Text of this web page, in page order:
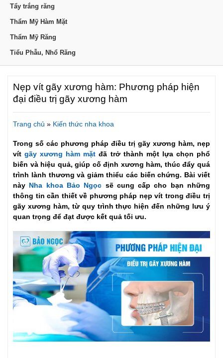
Tẩy trắng răng
Thẩm Mỹ Hàm Mặt
Thẩm Mỹ Răng
Tiểu Phẫu, Nhổ Răng
Nẹp vít gãy xương hàm: Phương pháp hiện
đại điều trị gãy xương hàm
Trang chủ » Kiến thức nha khoa
Trong số các phương pháp điều trị gãy xương hàm, nẹp
vít gãy xương hàm mặt đã trở thành một lựa chọn phổ
biến và hiệu quả, giúp cố định xương hàm, thúc đẩy quá
trình lành thương và giảm thiểu các biến chứng. Bài viết
này Nha khoa Bảo Ngọc sẽ cung cấp cho bạn những
thông tin cần thiết về phương pháp nẹp vít trong điều trị
gãy xương hàm, từ quy trình thực hiện đến những lưu ý
quan trọng để đạt được kết quả tối ưu.